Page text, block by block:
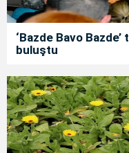
‘Bazde Bavo
buluştu